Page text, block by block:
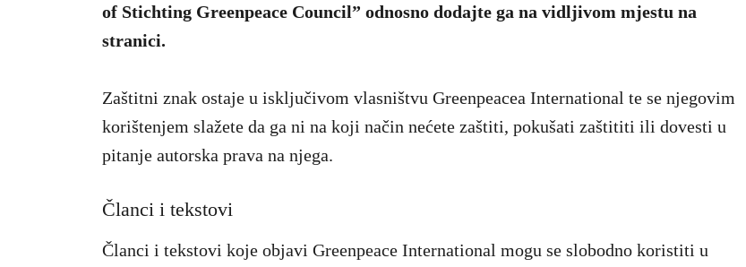
of Stichting Greenpeace Council” odnosno dodajte ga na vidljivom mjestu na
stranici.
Zaštitni znak ostaje u isključivom vlasništvu Greenpeacea International te se njegovim
korištenjem slažete da ga ni na koji način nećete zaštiti, pokušati zaštititi ili dovesti u
pitanje autorska prava na njega.
Članci i tekstovi
Članci i tekstovi koje objavi Greenpeace International mogu se slobodno koristiti u